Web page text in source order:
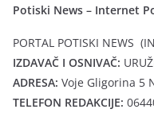
Potiski News – Internet
PORTAL POTISKI NEWS
IZDAVAČ I OSNIVAČ:
ADRESA: Voje Gligorina 5
TELEFON REDAKCIJE: